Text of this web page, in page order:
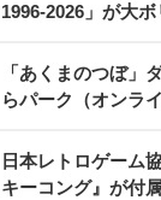
1996-2026」が大
「あくまのつぼ」
らパーク（オンラ
日本レトロゲーム
キーコング』が付